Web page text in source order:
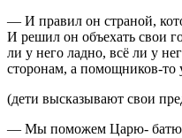
— И правил он страной,
И решил он объехать свои
ли у него ладно, всё ли у
сторонам, а помощников-то
(дети высказывают свои
— Мы поможем Царю-